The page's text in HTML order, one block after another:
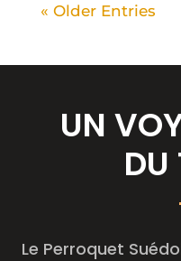
« Older Entries
UN
DU
Le Per­ro­quet